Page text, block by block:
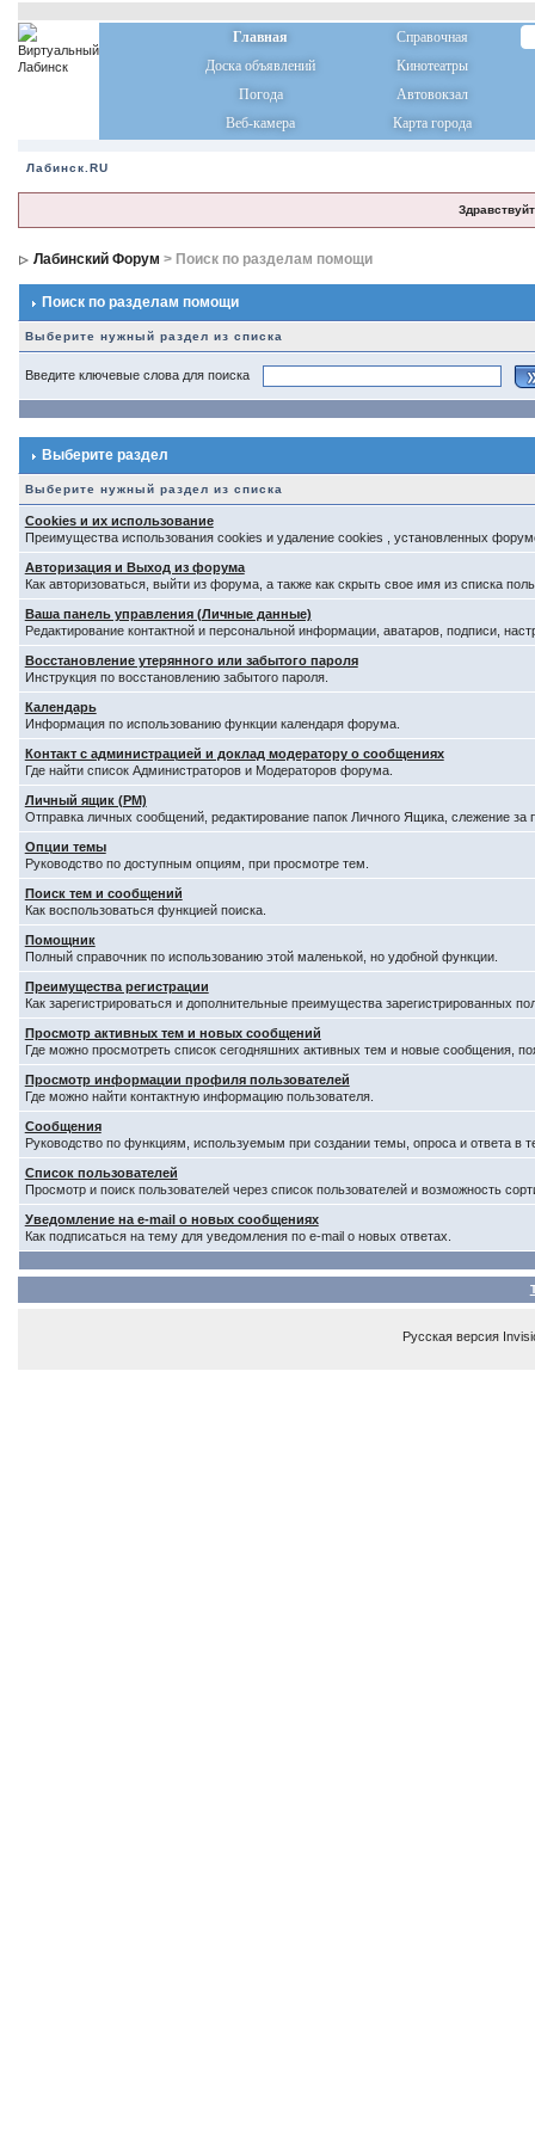
Главная
Справочная
Доска объявлений
Кинотеатры
Погода
Автовокзал
Веб-камера
Карта города
Лабинск.RU
Лабинский Форум > Поиск по разделам помощи
Поиск по разделам помощи
Выберите нужный раздел из списка
Введите ключевые слова для поиска
Выберите раздел
Выберите нужный раздел из списка
Cookies и их использование
Преимущества использования cookies и удаление cookies , установленных
Авторизация и Выход из форума
Как авторизоваться, выйти из форума, а также как скрыть свое имя из списка
Ваша панель управления (Личные данные)
Редактирование контактной и персональной информации, аватаров, подписи,
Восстановление утерянного или забытого пароля
Инструкция по восстановлению забытого пароля.
Календарь
Информация по использованию функции календаря форума.
Контакт с администрацией и доклад модератору о сообщениях
Где найти список Администраторов и Модераторов форума.
Личный ящик (PM)
Отправка личных сообщений, редактирование папок Личного Ящика, слежение
Опции темы
Руководство по доступным опциям, при просмотре тем.
Поиск тем и сообщений
Как воспользоваться функцией поиска.
Помощник
Полный справочник по использованию этой маленькой, но удобной функции.
Преимущества регистрации
Как зарегистрироваться и дополнительные преимущества зарегистрированных
Просмотр активных тем и новых сообщений
Где можно просмотреть список сегодняшних активных тем и новые сообщения,
Просмотр информации профиля пользователей
Где можно найти контактную информацию пользователя.
Сообщения
Руководство по функциям, используемым при создании темы, опроса и ответа в
Список пользователей
Просмотр и поиск пользователей через список пользователей и возможность
Уведомление на e-mail о новых сообщениях
Как подписаться на тему для уведомления по e-mail о новых ответах.
Русская версия